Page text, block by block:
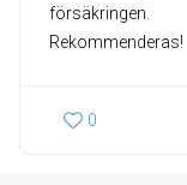
försäkringen.
Rekommenderas!
0